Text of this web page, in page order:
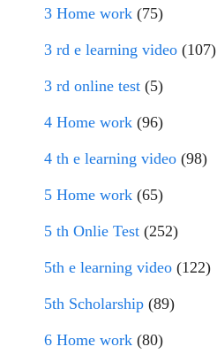
3 Home work (75)
3 rd e learning video (107)
3 rd online test (5)
4 Home work (96)
4 th e learning video (98)
5 Home work (65)
5 th Onlie Test (252)
5th e learning video (122)
5th Scholarship (89)
6 Home work (80)